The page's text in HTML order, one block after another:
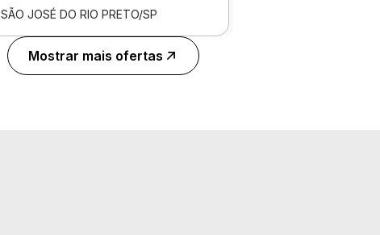
SÃO JOSÉ DO RIO PRETO/SP
Mostrar mais ofertas